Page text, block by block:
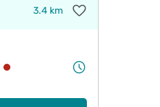
3.4 km